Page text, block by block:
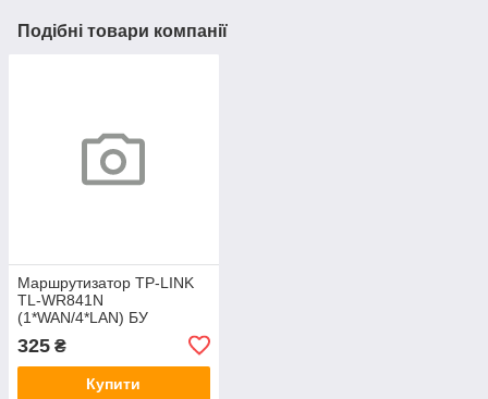
Подібні товари компанії
Маршрутизатор TP-LINK
TL-WR841N
(1*WAN/4*LAN) БУ
325 ₴
Купити